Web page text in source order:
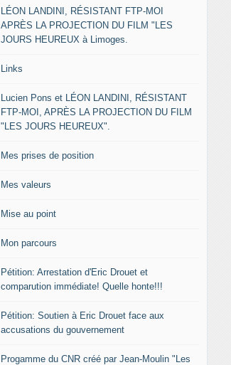
LÉON LANDINI, RÉSISTANT FTP-MOI
APRÈS LA PROJECTION DU FILM "LES
JOURS HEUREUX à Limoges.
Links
Lucien Pons et LÉON LANDINI, RÉSISTANT
FTP-MOI, APRÈS LA PROJECTION DU FILM
"LES JOURS HEUREUX".
Mes prises de position
Mes valeurs
Mise au point
Mon parcours
Pétition: Arrestation d'Eric Drouet et
comparution immédiate! Quelle honte!!!
Pétition: Soutien à Eric Drouet face aux
accusations du gouvernement
Progamme du CNR créé par Jean-Moulin "Les